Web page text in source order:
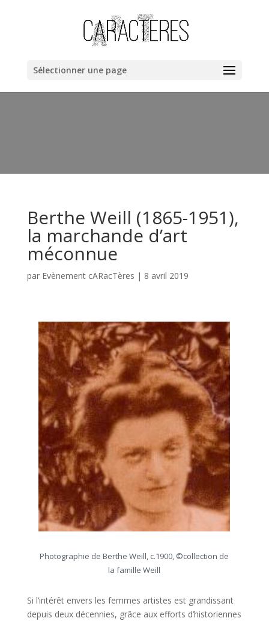
: "continue" targeting switch is equivalent to "break". Did
you mean to use "continue 2"? in
/home/clients/bb40cac019dc8fa67a1da258ee6ce362/web/
Sélectionner une page
Berthe Weill (1865-1951),
la marchande d’art
méconnue
par Evènement cARacTères | 8 avril 2019
Photographie de Berthe Weill, c.1900, ©collection de
la famille Weill
Si l’intérêt envers les femmes artistes est grandissant
depuis deux décennies, grâce aux efforts d’historiennes